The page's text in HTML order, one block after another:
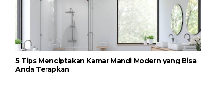
5 Tips Menciptakan Kamar Mandi Modern yang Bisa
Anda Terapkan